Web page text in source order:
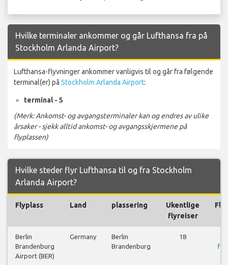
Hvilke terminaler ankommer og går Lufthansa fra på
Stockholm Arlanda Airport?
Lufthansa-flyvninger ankommer vanligvis til og går fra følgende
terminal(er) på Stockholm Arlanda Airport:
terminal - 5
(Merk: Ankomst- og avgangsterminaler kan og endres av ulike
årsaker - sjekk alltid ankomst- og avgangsskjermene på
flyplassen)
Hvilke steder flyr Lufthansa til og fra Stockholm
Arlanda Airport?
Flyplass Land plassering
Ukentlige
flyreiser
Berlin
Brandenburg
Airport (BER)
Germany
Berlin
Brandenburg
18